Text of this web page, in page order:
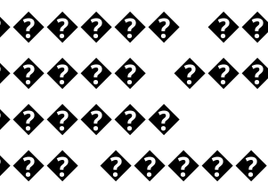
���